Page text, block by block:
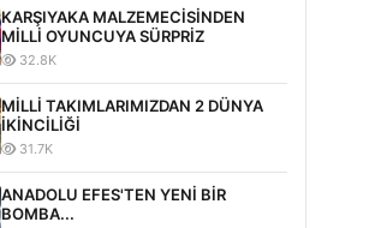
KARŞIYAKA MALZEMECİSİNDEN
MİLLİ OYUNCUYA SÜRPRİZ
32.8K
MİLLİ TAKIMLARIMIZDAN 2 DÜNYA
İKİNCİLİĞİ
31.7K
ANADOLU EFES'TEN YENİ BİR
BOMBA...